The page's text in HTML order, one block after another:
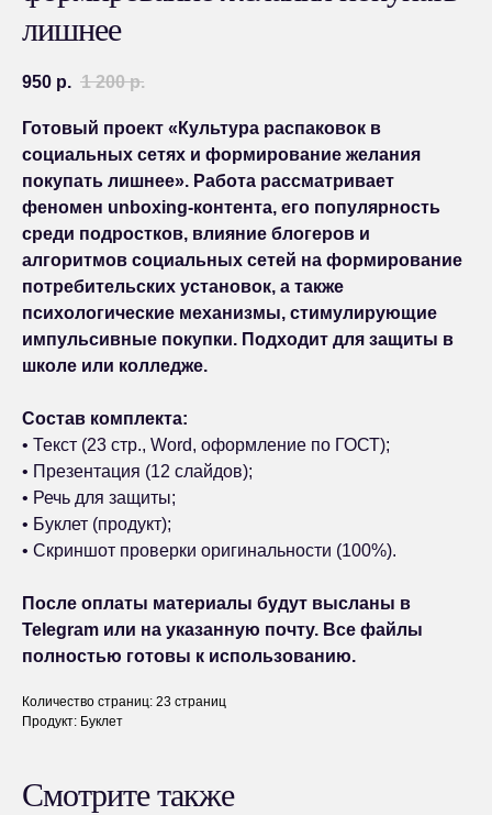
лишнее
950 р. 1 200 р.
Готовый проект «Культура распаковок в
социальных сетях и формирование желания
покупать лишнее». Работа рассматривает
феномен unboxing-контента, его популярность
среди подростков, влияние блогеров и
алгоритмов социальных сетей на формирование
потребительских установок, а также
психологические механизмы, стимулирующие
импульсивные покупки. Подходит для защиты в
школе или колледже.
Состав комплекта:
• Текст (23 стр., Word, оформление по ГОСТ);
• Презентация (12 слайдов);
• Речь для защиты;
• Буклет (продукт);
• Скриншот проверки оригинальности (100%).
После оплаты материалы будут высланы в
Telegram или на указанную почту. Все файлы
полностью готовы к использованию.
Количество страниц: 23 страниц
Продукт: Буклет
Смотрите также